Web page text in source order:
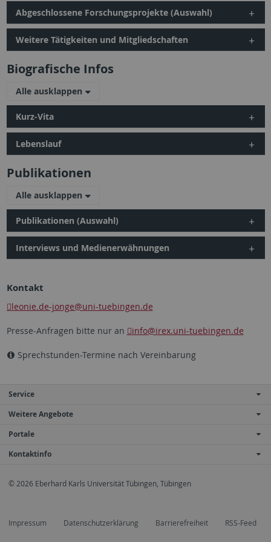
Abgeschlossene Forschungsprojekte (Auswahl)
Weitere Tätigkeiten und Mitgliedschaften
Biografische Infos
Alle ausklappen
Kurz-Vita
Lebenslauf
Publikationen
Alle ausklappen
Publikationen (Auswahl)
Interviews und Medienerwähnungen
Kontakt
leonie.de-jonge@uni-tuebingen.de
Presse-Anfragen bitte nur an info@irex.uni-tuebingen.de
Sprechstunden-Termine nach Vereinbarung
Service
Weitere Angebote
Portale
Kontaktinfo
© 2026 Eberhard Karls Universität Tübingen, Tübingen
Impressum Datenschutzerklärung Barrierefreiheit RSS-Feed